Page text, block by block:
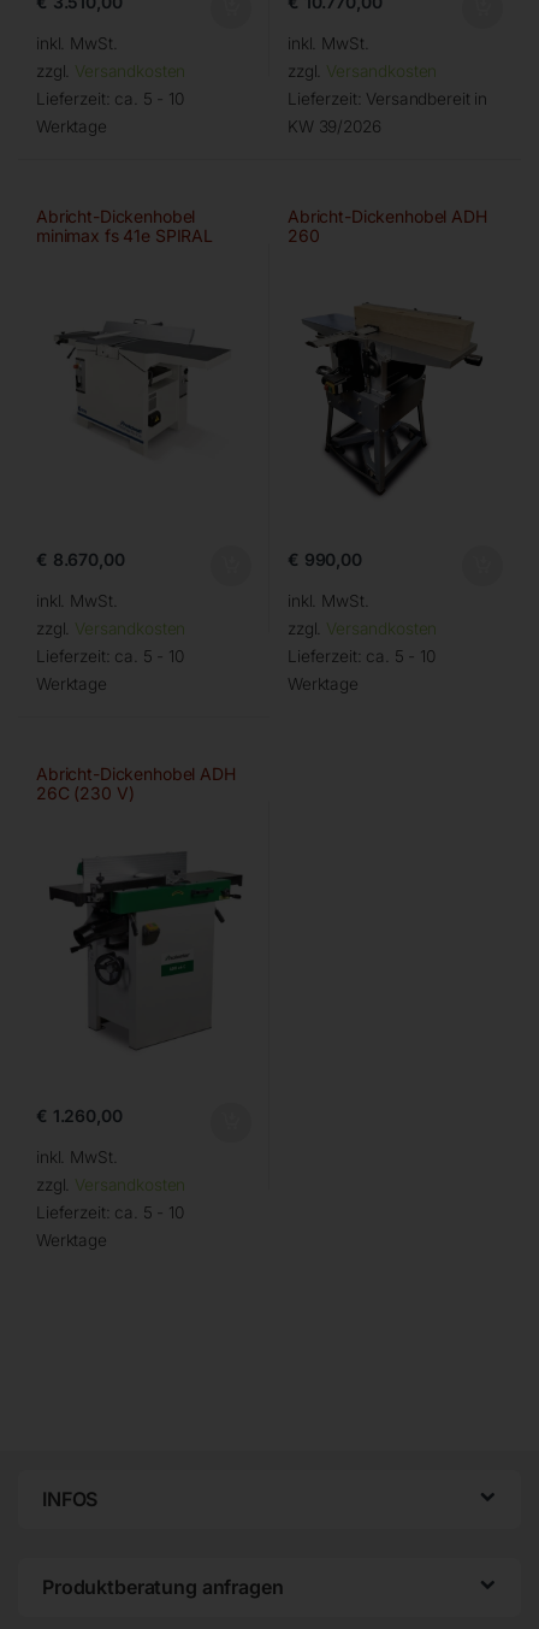
inkl. MwSt.
zzgl. Versandkosten
Lieferzeit: ca. 5 - 10
Werktage
inkl. MwSt.
zzgl. Versandkosten
Lieferzeit: Versandbereit in
KW 39/2026
Abricht-Dickenhobel
minimax fs 41e SPIRAL
€ 8.670,00
inkl. MwSt.
zzgl. Versandkosten
Lieferzeit: ca. 5 - 10
Werktage
Abricht-Dickenhobel ADH
260
€ 990,00
inkl. MwSt.
zzgl. Versandkosten
Lieferzeit: ca. 5 - 10
Werktage
Abricht-Dickenhobel ADH
26C (230 V)
€ 1.260,00
inkl. MwSt.
zzgl. Versandkosten
Lieferzeit: ca. 5 - 10
Werktage
INFOS
Produktberatung anfragen